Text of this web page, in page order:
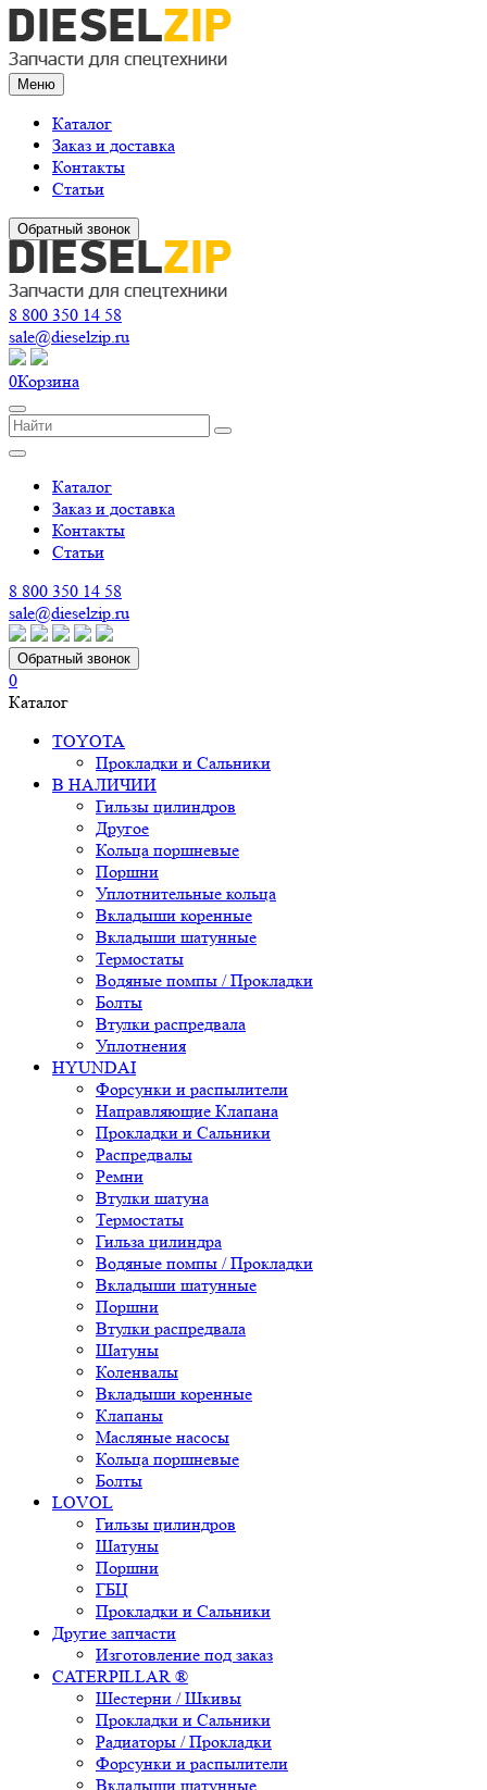
Меню
Каталог
Заказ и доставка
Контакты
Статьи
Обратный звонок
8 800 350 14 58
sale@dieselzip.ru
0Корзина
Каталог
Заказ и доставка
Контакты
Статьи
8 800 350 14 58
sale@dieselzip.ru
Обратный звонок
0
Каталог
TOYOTA
Прокладки и Сальники
В НАЛИЧИИ
Гильзы цилиндров
Другое
Кольца поршневые
Поршни
Уплотнительные кольца
Вкладыши коренные
Вкладыши шатунные
Термостаты
Водяные помпы / Прокладки
Болты
Втулки распредвала
Уплотнения
HYUNDAI
Форсунки и распылители
Направляющие Клапана
Прокладки и Сальники
Распредвалы
Ремни
Втулки шатуна
Термостаты
Гильза цилиндра
Водяные помпы / Прокладки
Вкладыши шатунные
Поршни
Втулки распредвала
Шатуны
Коленвалы
Вкладыши коренные
Клапаны
Масляные насосы
Кольца поршневые
Болты
LOVOL
Гильзы цилиндров
Шатуны
Поршни
ГБЦ
Прокладки и Сальники
Другие запчасти
Изготовление под заказ
CATERPILLAR ®
Шестерни / Шкивы
Прокладки и Сальники
Радиаторы / Прокладки
Форсунки и распылители
Вкладыши шатунные